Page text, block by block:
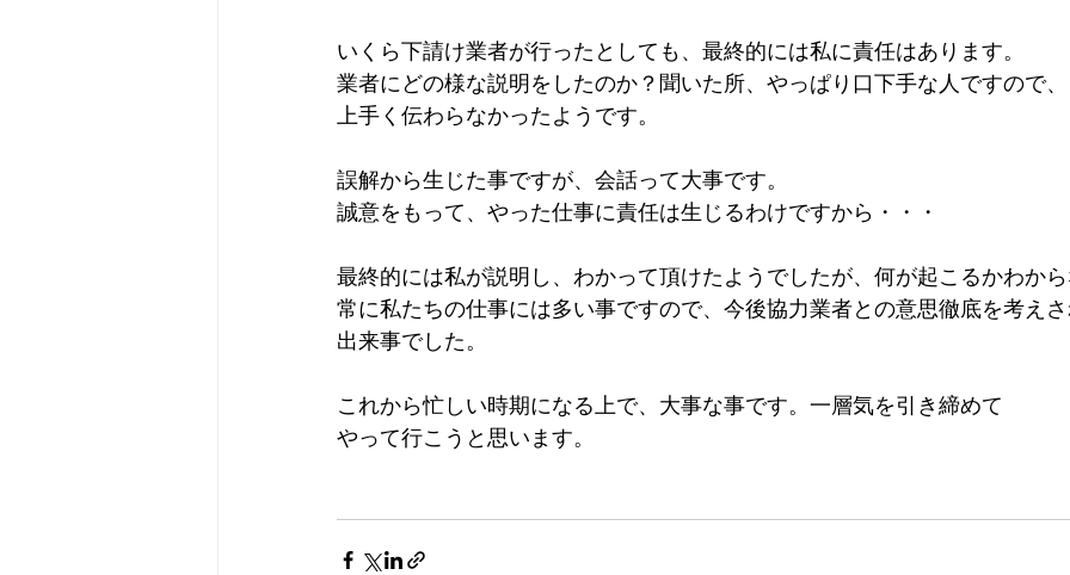
いくら下請け業者が行ったとしても、最終的には私に責任はあります。
業者にどの様な説明をしたのか？聞いた所、やっぱり口下手な人ですので、
上手く伝わらなかったようです。
誤解から生じた事ですが、会話って大事です。
誠意をもって、やった仕事に責任は生じるわけですから・・・
最終的には私が説明し、わかって頂けたようでしたが、何が起こるかわか
常に私たちの仕事には多い事ですので、今後協力業者との意思徹底を考え
出来事でした。
これから忙しい時期になる上で、大事な事です。一層気を引き締めて
やって行こうと思います。